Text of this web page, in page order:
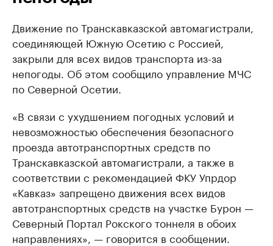
Движение по Транскавказской автомагистрали,
соединяющей Южную Осетию с Россией,
закрыли для всех видов транспорта из-за
непогоды. Об этом сообщило управление МЧС
по Северной Осетии.
«В связи с ухудшением погодных условий и
невозможностью обеспечения безопасного
проезда автотранспортных средств по
Транскавказской автомагистрали, а также в
соответствии с рекомендацией ФКУ Упрдор
«Кавказ» запрещено движения всех видов
автотранспортных средств на участке Бурон —
Северный Портал Рокского тоннеля в обоих
направлениях», — говорится в сообщении.